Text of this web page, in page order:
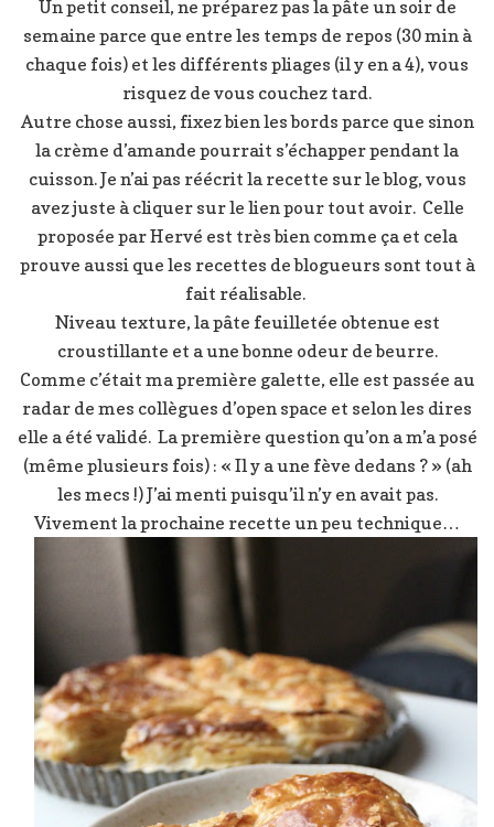
Un petit conseil, ne préparez pas la pâte un soir de
semaine parce que entre les temps de repos (30 min à
chaque fois) et les différents pliages (il y en a 4), vous
risquez de vous couchez tard.
Autre chose aussi, fixez bien les bords parce que sinon
la crème d’amande pourrait s’échapper pendant la
cuisson. Je n’ai pas réécrit la recette sur le blog, vous
avez juste à cliquer sur le lien pour tout avoir. Celle
proposée par Hervé est très bien comme ça et cela
prouve aussi que les recettes de blogueurs sont tout à
fait réalisable.
Niveau texture, la pâte feuilletée obtenue est
croustillante et a une bonne odeur de beurre.
Comme c’était ma première galette, elle est passée au
radar de mes collègues d’open space et selon les dires
elle a été validé. La première question qu’on a m’a posé
(même plusieurs fois) : « Il y a une fève dedans ? » (ah
les mecs !) J’ai menti puisqu’il n’y en avait pas.
Vivement la prochaine recette un peu technique…